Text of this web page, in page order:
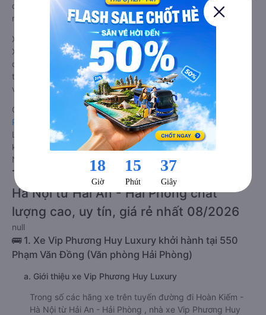
đón/trả tận nơi miễn phí tại nội thành Hải An - Hải Phòng và
nội thành Hoàn Kiếm - Hà Nội, rất thuận tiện cho du khách.
Xe Hải An - Hải Phòng Hoàn Kiếm - Hà Nội limousine tốt nhất:
Xe từ Hải An - Hải Phòng đi Hoàn Kiếm - Hà Nội limousine
được đánh giá chung có chất lượng Tốt với điểm đánh giá
trung bình từ 4.7/5 dựa trên 235 phản hồi của hành khách Xe
về Hoàn Kiếm - Hà Nội từ Hải An - Hải Phòng.
Giá vé
xe limousine đi Hoàn Kiếm - Hà Nội từ Hải An - Hải
Phòng
rẻ nhất là 240000VND của hãng xe Vip Phương Huy
Luxury. Tùy thuộc vào vị trí ngồi của bạn và chương trình
khuyến mãi, giá vé Xe Hải An - Hải Phòng đi Hoàn Kiếm - Hà
Nội limousine này có thể sẽ rẻ hơn
Tư vấn TOP 1 xe khách đi Hoàn Kiếm -
Hà Nội từ Hải An - Hải Phòng chất
lượng cao, uy tín, giá rẻ nhất 08/2026
null
🚌 1. Xe Vip Phương Huy Luxury khởi hành tại 550
Phạm Văn Đồng (Văn phòng Hải Phòng)
a. Giới thiệu xe Vip Phương Huy Luxury
Trong số các hãng xe trên tuyến đường đi Hoàn Kiếm -
Hà Nội từ Hải An - Hải Phòng , nhà xe Vip Phương Huy